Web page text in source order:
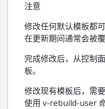
注意
修改任何默认模板都
在更新期间通常会被覆
完成修改后，从控制
板。
修改现有模板后，需
使用 v-rebuild-user